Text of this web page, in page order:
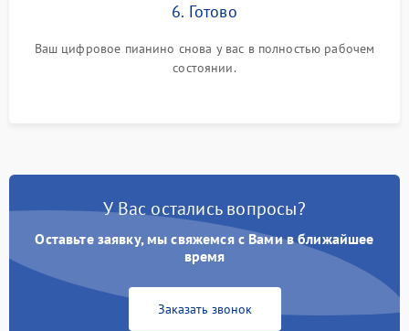
6. Готово
Ваш цифровое пианино снова у вас в полностью рабочем
состоянии.
У Вас остались вопросы?
Оставьте заявку, мы свяжемся с Вами в ближайшее
время
Заказать звонок